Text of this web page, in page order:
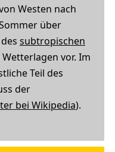
Westen nach
über
subtropischen
vor. Im
Teil des
der
bei Wikipedia).